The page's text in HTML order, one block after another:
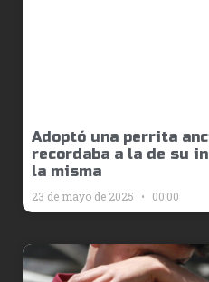
Adoptó una perrita
recordaba a la de su
la misma
23 de mayo de 2025 00:00